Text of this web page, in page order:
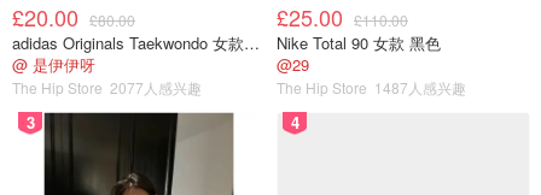
后切片备用，青菜洗净焯水备用。
2、准备好一个“煲”，若家里没有的，也可以像我一样，用
小汤锅 - 就是那种煮方便面的小锅就可以了。刷上油，把米
饭平铺放在里面，放上少许水，之后放上腊肠、青菜、香菇
£20.00 £80.00
adidas Originals Taekwondo 女款黑色运动鞋
@ 是伊伊呀
The Hip Store 2077人感兴趣
£25.00 £110.00
Nike Total 90 女款 黑色
@29
The Hip Store 1487人感兴趣
3 4